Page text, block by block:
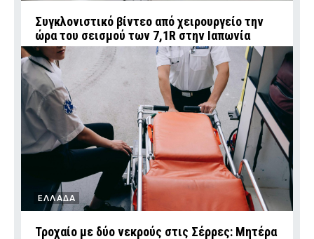
Συγκλονιστικό βίντεο από χειρουργείο την
ώρα του σεισμού των 7,1R στην Ιαπωνία
ΕΛΛΑΔΑ
Τροχαίο με δύο νεκρούς στις Σέρρες: Μητέρα